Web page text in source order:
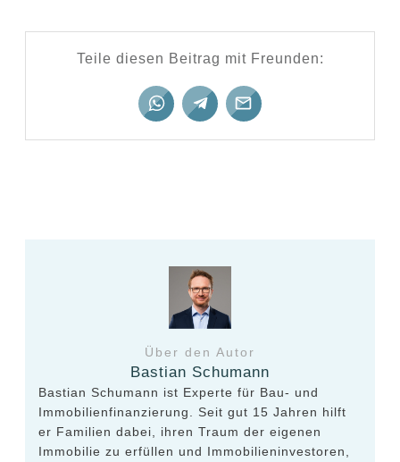
Teile diesen Beitrag mit Freunden:
Über den Autor
Bastian Schumann
Bastian Schumann ist Experte für Bau- und
Immobilienfinanzierung. Seit gut 15 Jahren hilft
er Familien dabei, ihren Traum der eigenen
Immobilie zu erfüllen und Immobilieninvestoren,